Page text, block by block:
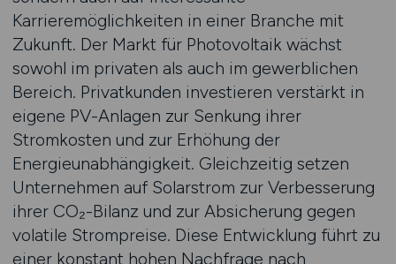
Karrieremöglichkeiten in einer Branche mit
Zukunft. Der Markt für Photovoltaik wächst
sowohl im privaten als auch im gewerblichen
Bereich. Privatkunden investieren verstärkt in
eigene PV-Anlagen zur Senkung ihrer
Stromkosten und zur Erhöhung der
Energieunabhängigkeit. Gleichzeitig setzen
Unternehmen auf Solarstrom zur Verbesserung
ihrer CO₂-Bilanz und zur Absicherung gegen
volatile Strompreise. Diese Entwicklung führt zu
einer konstant hohen Nachfrage nach